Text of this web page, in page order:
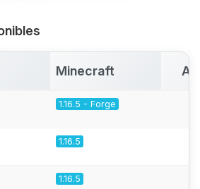
Minecraft
1.16.5 - Forge
1.16.5
1.16.5